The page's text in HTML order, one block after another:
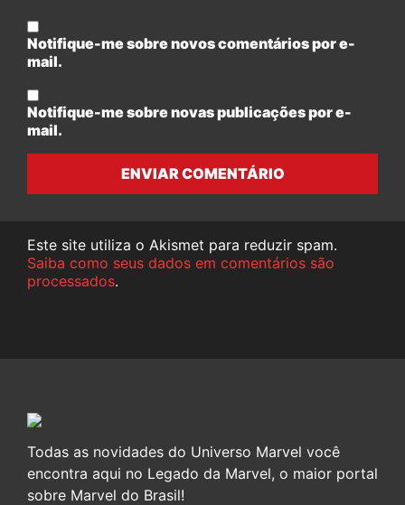
Notifique-me sobre novos comentários por e-
mail.
Notifique-me sobre novas publicações por e-
mail.
ENVIAR COMENTÁRIO
Este site utiliza o Akismet para reduzir spam.
Saiba como seus dados em comentários são
processados.
Todas as novidades do Universo Marvel você
encontra aqui no Legado da Marvel, o maior portal
sobre Marvel do Brasil!